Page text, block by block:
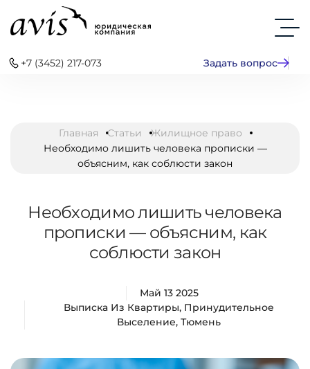
+7 (3452) 217-073 Задать вопрос
Главная Статьи
Жилищное право
Необходимо лишить человека прописки —
объясним, как соблюсти закон
Необходимо лишить человека
прописки — объясним, как
соблюсти закон
Май 13 2025
Выписка Из Квартиры, Принудительное
Выселение, Тюмень